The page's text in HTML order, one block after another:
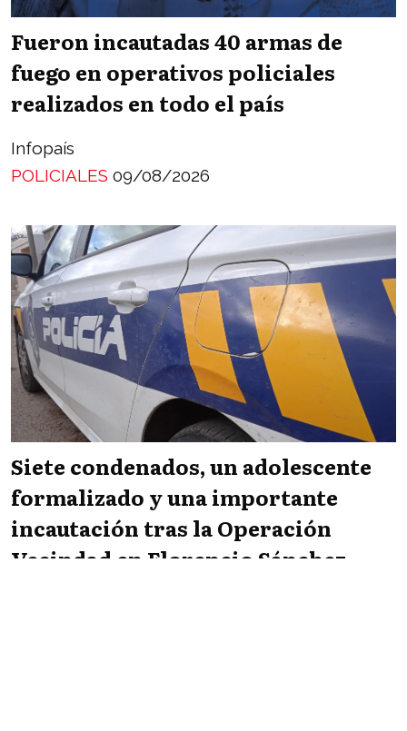
Fueron incautadas 40 armas de
fuego en operativos policiales
realizados en todo el país
Infopaís
POLICIALES 09/08/2026
Siete condenados, un adolescente
formalizado y una importante
incautación tras la Operación
Vecindad en Florencio Sánchez